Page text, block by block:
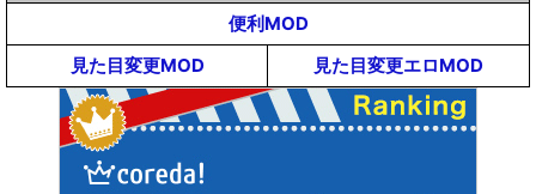
便利MOD
見た目変更MOD
見た目変更エロMOD